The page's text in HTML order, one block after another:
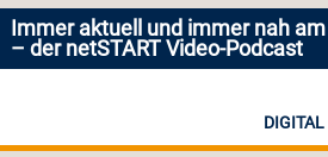
Immer aktuell und immer nah
– der netSTART Video-Podcast